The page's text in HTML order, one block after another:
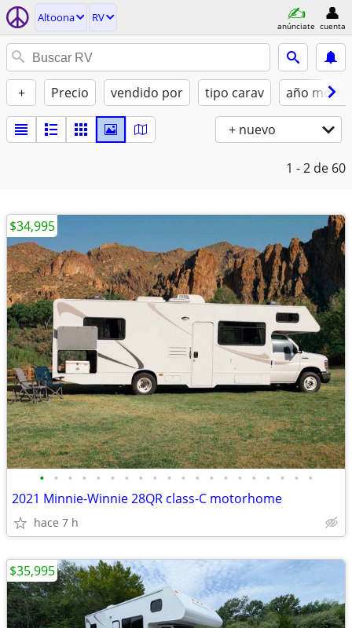
Altoona RV
anúnciate cuenta
+ Precio vendido por tipo carav año
+ nuevo
1 - 2 de 60
• • • • • • • • • • • • • • • • • • • •
2021 Minnie-Winnie 28QR class-C motorhome
hace 7 h
$34,995
$35,995